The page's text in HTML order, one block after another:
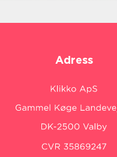
Adress